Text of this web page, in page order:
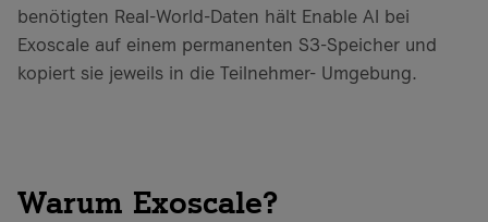
benötigten Real-World-Daten hält Enable AI bei
Exoscale auf einem permanenten S3-Speicher und
kopiert sie jeweils in die Teilnehmer- Umgebung.
Warum Exoscale?